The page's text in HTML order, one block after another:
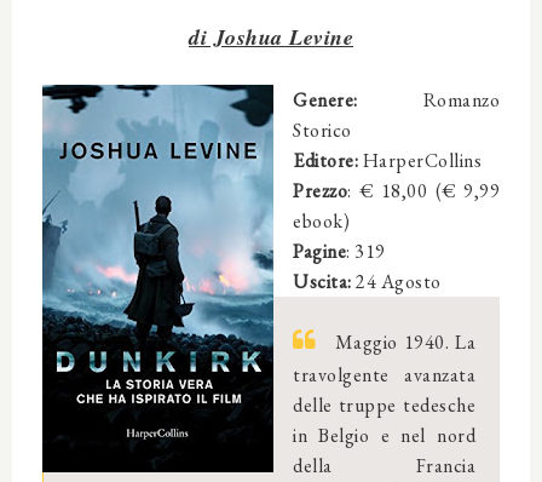
di Joshua Levine
Genere: Romanzo
Storico
Editore:HarperCollins
Prezzo: € 18,00 (€ 9,99
ebook)
Pagine: 319
Uscita:24 Agosto
Maggio 1940. La
travolgente avanzata
delle truppe tedesche
in Belgio e nel nord
della Francia